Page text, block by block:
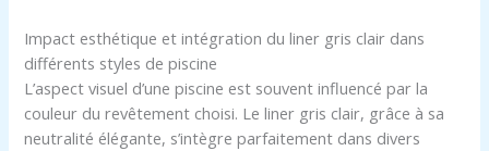
Impact esthétique et intégration du liner gris clair dans
différents styles de piscine
L’aspect visuel d’une piscine est souvent influencé par la
couleur du revêtement choisi. Le liner gris clair, grâce à sa
neutralité élégante, s’intègre parfaitement dans divers